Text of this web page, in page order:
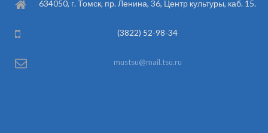
634050, г. Томск, пр. Ленина, 36, Центр культуры, каб. 15.
(3822) 52-98-34
mustsu@mail.tsu.ru